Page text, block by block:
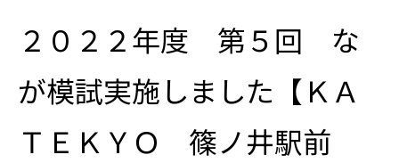
２０２２年度 第５回 な
が模試実施しました【ＫＡ
ＴＥＫＹＯ 篠ノ井駅前